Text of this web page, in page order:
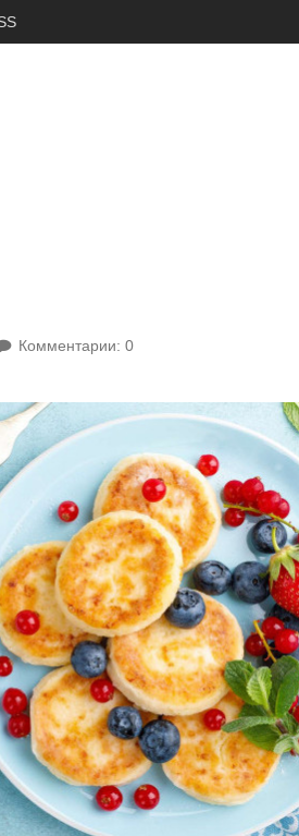
Комментарии: 0